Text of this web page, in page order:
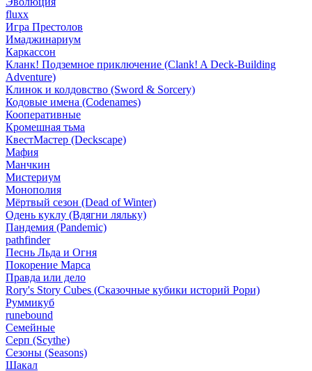
fluxx
Игра Престолов
Имаджинариум
Каркассон
Кланк! Подземное приключение (Clank! A Deck-Building
Adventure)
Клинок и колдовство (Sword & Sorcery)
Кодовые имена (Codenames)
Кооперативные
Кромешная тьма
КвестМастер (Deckscape)
Мафия
Манчкин
Мистериум
Монополия
Мёртвый сезон (Dead of Winter)
Одень куклу (Вдягни ляльку)
Пандемия (Pandemic)
pathfinder
Песнь Льда и Огня
Покорение Марса
Правда или дело
Rory's Story Cubes (Сказочные кубики историй Рори)
Руммикуб
runebound
Семейные
Серп (Scythe)
Сезоны (Seasons)
Шакал